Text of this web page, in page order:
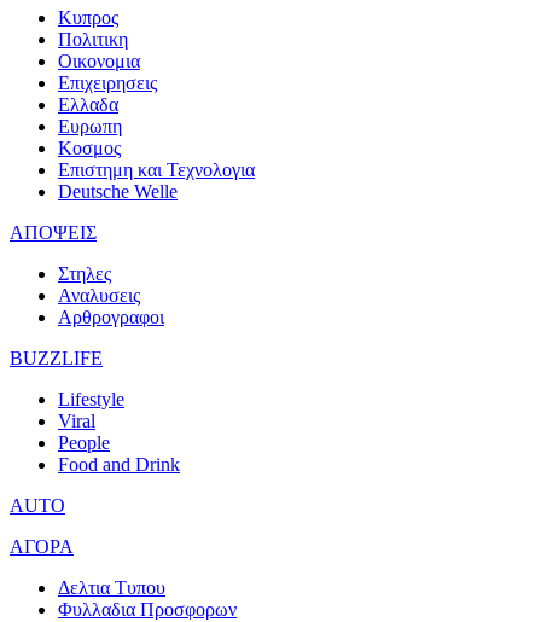
Κυπρος
Πολιτικη
Οικονομια
Επιχειρησεις
Ελλαδα
Ευρωπη
Κοσμος
Επιστημη και Τεχνολογια
Deutsche Welle
ΑΠΟΨΕΙΣ
Στηλες
Αναλυσεις
Αρθρογραφοι
BUZZLIFE
Lifestyle
Viral
People
Food and Drink
AUTO
ΑΓΟΡΑ
Δελτια Τυπου
Φυλλαδια Προσφορων